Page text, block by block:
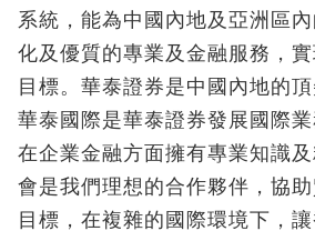
系統，能為中國內地及亞洲區
化及優質的專業及金融服務，
目標。華泰證券是中國內地的頂
華泰國際是華泰證券發展國際業
在企業金融方面擁有專業知識
會是我們理想的合作夥伴，協
目標，在複雜的國際環境下，